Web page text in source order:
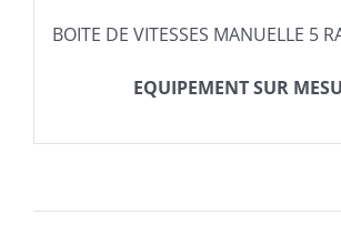
BOITE DE VITESSES MANUELLE 5
EQUIPEMENT SUR